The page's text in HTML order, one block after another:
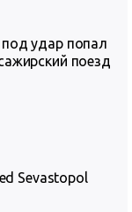
удар попал
поезд
Sevastopol